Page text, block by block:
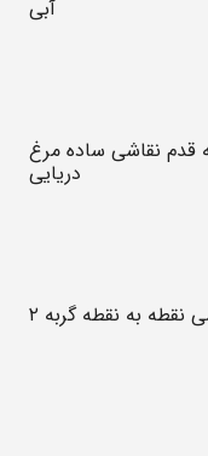
آبی
قدم نقاشی ساده مرغ
دریایی
نقطه به نقطه گربه ۲